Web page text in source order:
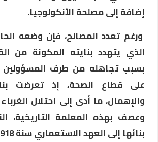
إضافة إلى مصلحة الأنكولوجيا.
ورغم تعدد المصالح، فإن وضعه
الذي يتهدد بنايته المكونة من
بسبب تجاهله من طرف المسؤولين
على قطاع الصحة، إذ تعرضت
والإهمال، ما أدى إلى احتلال
وعصف بهذه المعلمة التاريخية،
بنائها إلى العهد الاستعماري سنة 1918.